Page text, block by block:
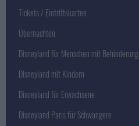
Tickets / Eintrittskarten
Übernachten
Disneyland für Menschen mit Behinderung
Disneyland mit Kindern
Disneyland für Erwachsene
Disneyland Paris für Schwangere